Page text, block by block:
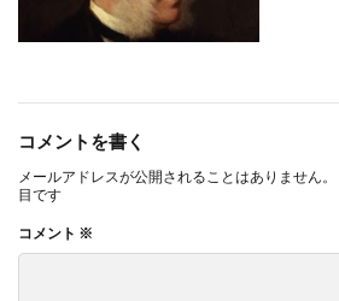
コメントを書く
メールアドレスが公開されることはありません。
目です
コメント ※